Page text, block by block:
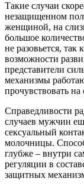
Такие случаи
незащищенном
женщиной, на
большое
не разовьется, так
возможности
представители
механизмы
прочувствовать
Справедливости
случаев мужчин
сексуальный
молочницы.
глубже – внутри
регуляции в
защитных